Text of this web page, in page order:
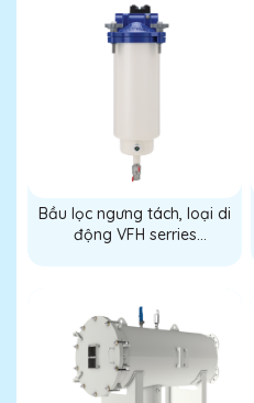
Bầu lọc ngưng tách, loại di
động VFH serries